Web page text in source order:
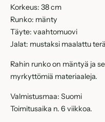
Korkeus: 38 cm
Runko: mänty
Täyte: vaahtomuovi
Jalat: mustaksi maalattu
Rahin runko on mäntyä ja
myrkyttömiä materiaaleja.
Valmistusmaa: Suomi
Toimitusaika n. 6 viikkoa.